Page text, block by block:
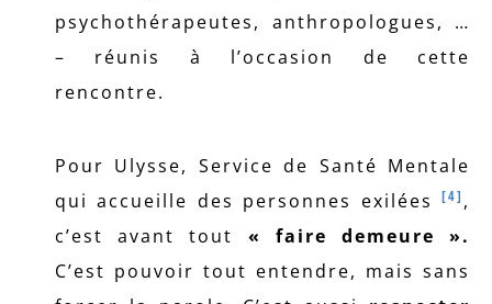
psychothérapeutes, anthropologues, …
– réunis à l’occasion de cette
rencontre.
Pour Ulysse, Service de Santé Mentale
qui accueille des personnes exilées
[4] ,
c’est avant tout « faire demeure ».
C’est pouvoir tout entendre, mais sans